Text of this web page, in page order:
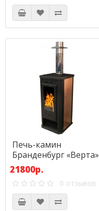
Печь-камин
Бранденбург «Верта»
21800р.
0 отзывов